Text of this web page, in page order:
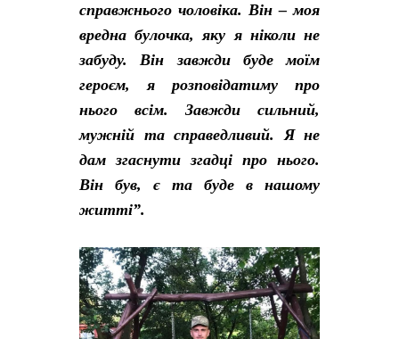
справжнього чоловіка. Він – моя
вредна булочка, яку я ніколи не
забуду. Він завжди буде моїм
героєм, я розповідатиму про
нього всім. Завжди сильний,
мужній та справедливий. Я не
дам згаснути згадці про нього.
Він був, є та буде в нашому
житті”.